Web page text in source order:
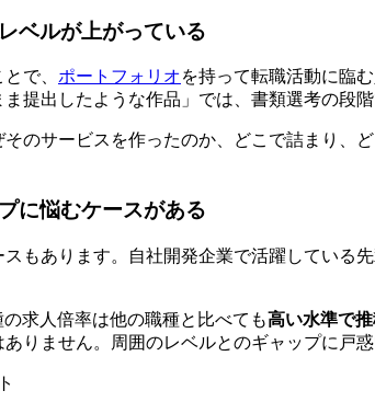
ベルが上がっている
で、 ポートフォリオを持って転職活動に臨
提出したような作品」では、書類選考の段
そのサービスを作ったのか、どこで詰まり、
に悩むケースがある
もあります。自社開発企業で活躍してい
求人倍率は他の職種と比べても高い水準で
りません。周囲のレベルとのギャップに戸惑